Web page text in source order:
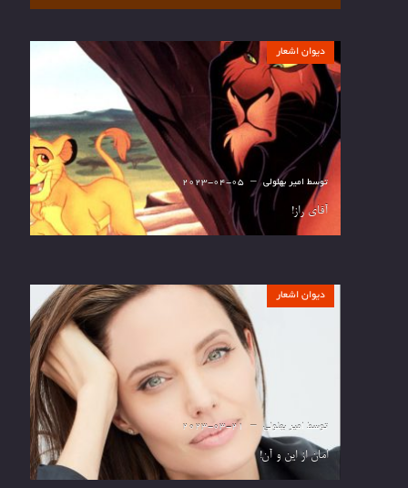
دیوان اشعار
توسط امیر بهلولی 2023-04-05
آقای راز!
دیوان اشعار
توسط امیر بهلولی 2023-03-21
امان از این و آن!